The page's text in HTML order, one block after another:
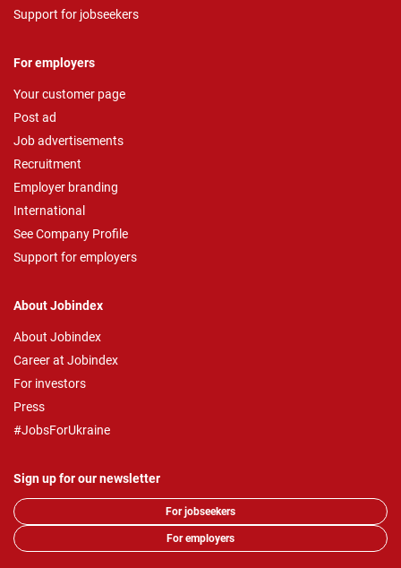
Support for jobseekers
For employers
Your customer page
Post ad
Job advertisements
Recruitment
Employer branding
International
See Company Profile
Support for employers
About Jobindex
About Jobindex
Career at Jobindex
For investors
Press
#JobsForUkraine
Sign up for our newsletter
For jobseekers
For employers